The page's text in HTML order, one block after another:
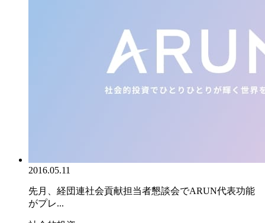
2016.05.11
先月、経団連社会貢献担当者懇談会でARUN代表功能
がプレ...